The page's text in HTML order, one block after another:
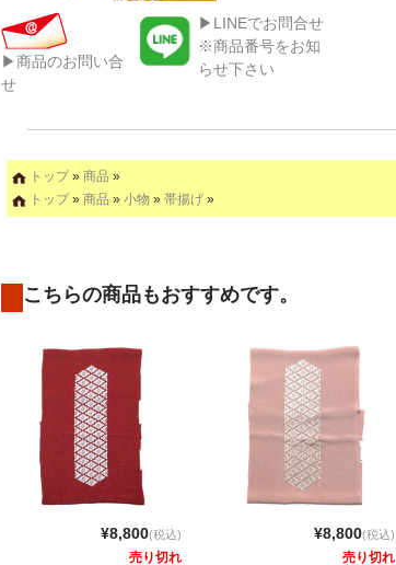
▶商品のお問い合
せ
▶LINEでお問合せ
※商品番号をお知
らせ下さい
トップ» 商品 »
トップ» 商品 » 小物 » 帯揚げ »
こちらの商品もおすすめです。
¥8,800(税込)
売り切れ
¥8,800(税込)
売り切れ